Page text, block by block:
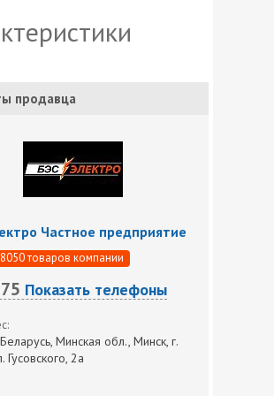
продавца
Частное предприятие
товаров компании
Показать телефоны
Минская обл., Минск, г.
Гусовского, 2а